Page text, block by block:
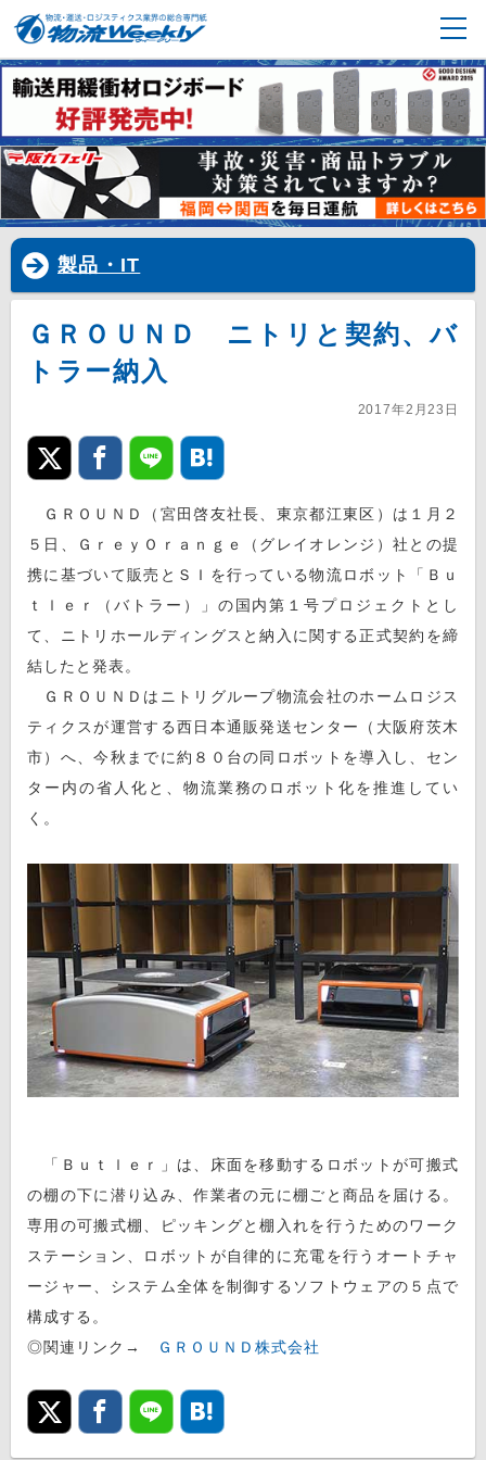
製品・IT
ＧＲＯＵＮＤ ニトリと契約、バ
トラー納入
2017年2月23日
ＧＲＯＵＮＤ（宮田啓友社長、東京都江東区）は１月２
５日、ＧｒｅｙＯｒａｎｇｅ（グレイオレンジ）社との提
携に基づいて販売とＳＩを行っている物流ロボット「Ｂｕ
ｔｌｅｒ（バトラー）」の国内第１号プロジェクトとし
て、ニトリホールディングスと納入に関する正式契約を締
結したと発表。
ＧＲＯＵＮＤはニトリグループ物流会社のホームロジス
ティクスが運営する西日本通販発送センター（大阪府茨木
市）へ、今秋までに約８０台の同ロボットを導入し、セン
ター内の省人化と、物流業務のロボット化を推進してい
く。
「Ｂｕｔｌｅｒ」は、床面を移動するロボットが可搬式
の棚の下に潜り込み、作業者の元に棚ごと商品を届ける。
専用の可搬式棚、ピッキングと棚入れを行うためのワーク
ステーション、ロボットが自律的に充電を行うオートチャ
ージャー、システム全体を制御するソフトウェアの５点で
構成する。
◎関連リンク→
ＧＲＯＵＮＤ株式会社